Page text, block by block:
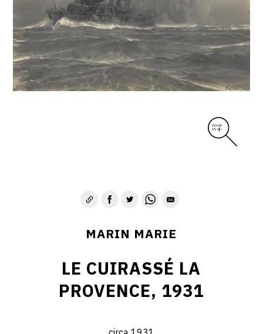
MARIN MARIE
LE CUIRASSÉ LA
PROVENCE, 1931